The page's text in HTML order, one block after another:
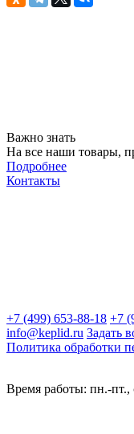
Важно знать
На все наши товары,
Подробнее
Контакты
+7 (499) 653-88-18 +7
info@keplid.ru Задать
Политика обработки
Время работы: пн.-пт.,